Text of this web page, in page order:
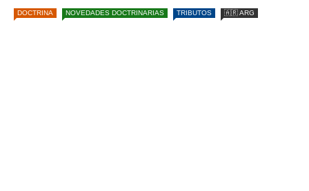
DOCTRINA NOVEDADES DOCTRINARIAS TRIBUTOS 🇦🇷 ARG